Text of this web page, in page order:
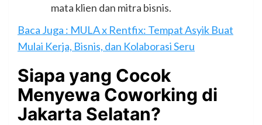
mata klien dan mitra bisnis.
Baca Juga : MULA x Rentfix: Tempat Asyik Buat
Mulai Kerja, Bisnis, dan Kolaborasi Seru
Siapa yang Cocok
Menyewa Coworking di
Jakarta Selatan?